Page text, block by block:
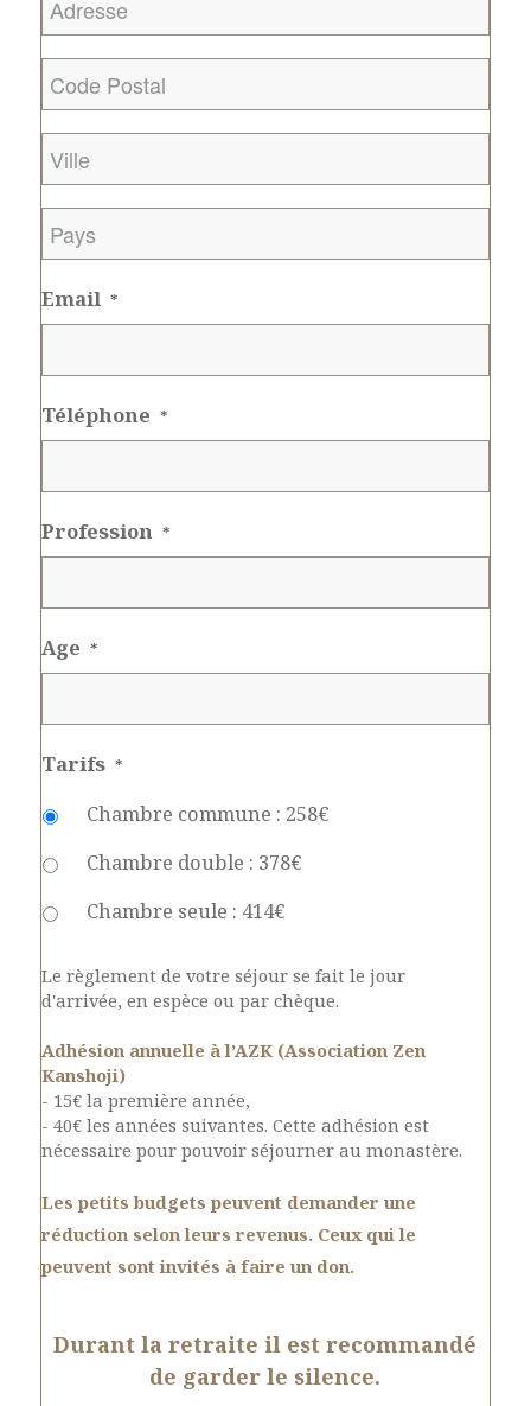
Postal
Email *
Téléphone *
Profession *
Age *
Tarifs *
Chambre commune : 258€
Chambre double : 378€
Chambre seule : 414€
Le règlement de votre séjour se fait le jour
d'arrivée, en espèce ou par chèque.
Adhésion annuelle à l’AZK (Association Zen
Kanshoji)
- 15€ la première année,
- 40€ les années suivantes. Cette adhésion est
nécessaire pour pouvoir séjourner au monastère.
Les petits budgets peuvent demander une
réduction selon leurs revenus. Ceux qui le
peuvent sont invités à faire un don.
Durant la retraite il est recommandé
de garder le silence.